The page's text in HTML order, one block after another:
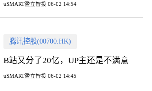
uSMART盈立智投 06-02 14:54
腾讯控股(00700.HK)
B站又分了20亿，UP主还是不满意
uSMART盈立智投 06-02 14:45